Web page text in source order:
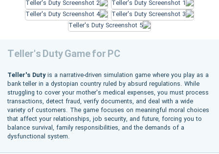
Teller's Duty Game for PC
Teller's Dutyis a narrative-driven simulation game where you play as a
bank teller in a dystopian country ruled by absurd regulations. While
struggling to cover your mother's medical expenses, you must process
transactions, detect fraud, verify documents, and deal with a wide
variety of customers. The game focuses on meaningful moral choices
that affect your relationships, job security, and future, forcing you to
balance survival, family responsibilities, and the demands of a
dysfunctional system.